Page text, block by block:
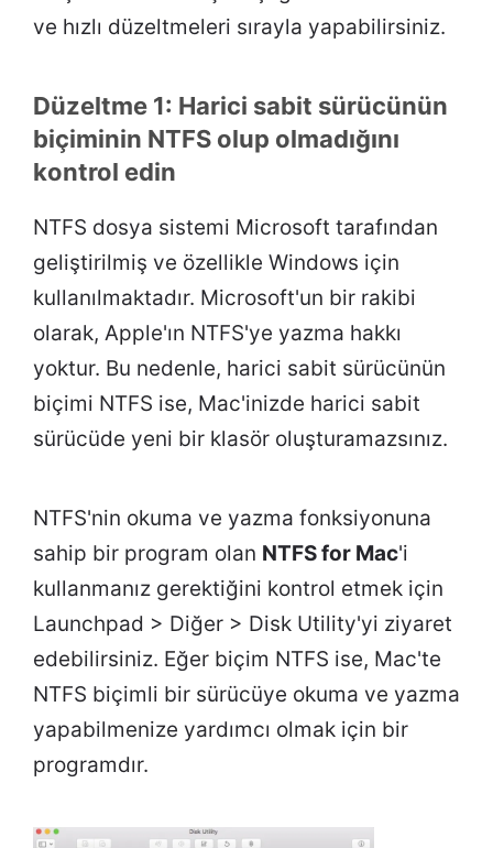
ve hızlı düzeltmeleri sırayla yapabilirsiniz.
Düzeltme 1: Harici sabit sürücünün
biçiminin NTFS olup olmadığını
kontrol edin
NTFS dosya sistemi Microsoft tarafından
geliştirilmiş ve özellikle Windows için
kullanılmaktadır. Microsoft'un bir rakibi
olarak, Apple'ın NTFS'ye yazma hakkı
yoktur. Bu nedenle, harici sabit sürücünün
biçimi NTFS ise, Mac'inizde harici sabit
sürücüde yeni bir klasör oluşturamazsınız.
NTFS'nin okuma ve yazma fonksiyonuna
sahip bir program olan NTFS for Mac'i
kullanmanız gerektiğini kontrol etmek için
Launchpad > Diğer > Disk Utility'yi ziyaret
edebilirsiniz. Eğer biçim NTFS ise, Mac'te
NTFS biçimli bir sürücüye okuma ve yazma
yapabilmenize yardımcı olmak için bir
programdır.